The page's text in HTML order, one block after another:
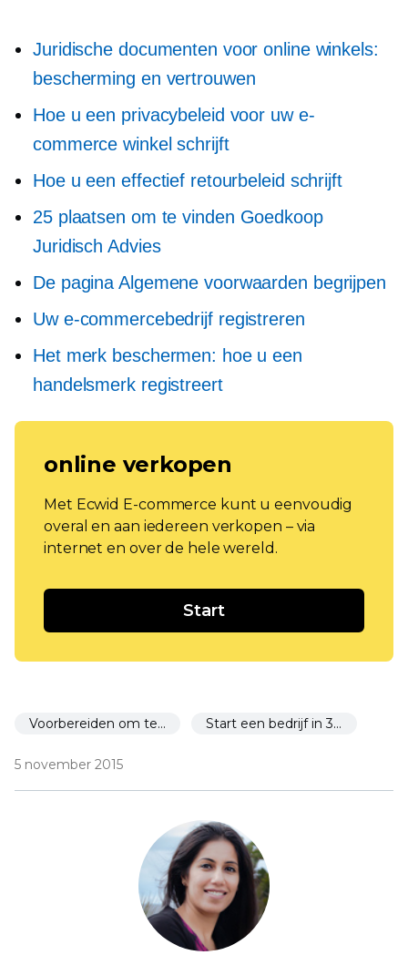
Juridische documenten voor online winkels:
bescherming en vertrouwen
Hoe u een privacybeleid voor uw e-
commerce winkel schrijft
Hoe u een effectief retourbeleid schrijft
25 plaatsen om te vinden Goedkoop
Juridisch Advies
De pagina Algemene voorwaarden begrijpen
Uw e-commercebedrijf registreren
Het merk beschermen: hoe u een
handelsmerk registreert
online verkopen
Met Ecwid E-commerce kunt u eenvoudig
overal en aan iedereen verkopen – via
internet en over de hele wereld.
Start
Voorbereiden om te starten Start een bedrijf in 30 dagen
5 november 2015